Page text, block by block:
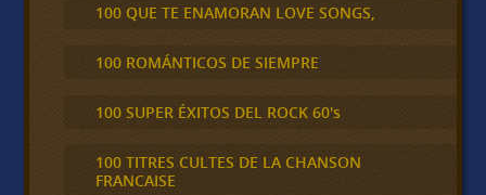
100 QUE TE ENAMORAN LOVE SONGS,
100 ROMÁNTICOS DE SIEMPRE
100 SUPER ÉXITOS DEL ROCK 60's
100 TITRES CULTES DE LA CHANSON
FRANCAISE